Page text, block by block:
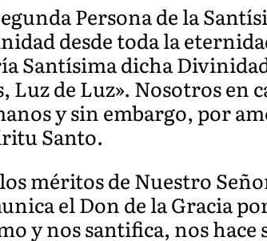
Persona de la
desde toda la
Santísima dicha
Luz de Luz». Nosotros en
y sin embargo, por
Santo.
méritos de Nuestro
el Don de la Gracia
y nos santifica, nos